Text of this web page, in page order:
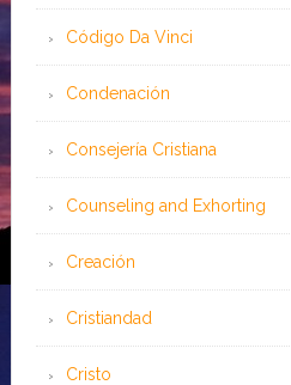
Código Da Vinci
Condenación
Consejería Cristiana
Counseling and Exhorting
Creación
Cristiandad
Cristo